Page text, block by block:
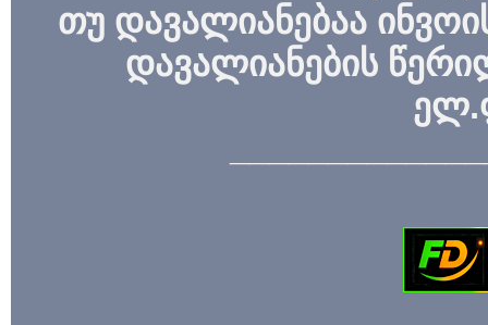
თუ დავალიანებაა
დავალიანების